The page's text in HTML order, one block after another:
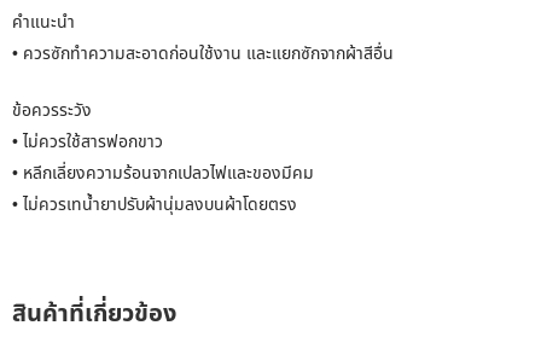
คำแนะนำ
• ควรซักทำความสะอาดก่อนใช้งาน และแยกซักจากผ้าสีอื่น
ข้อควรระวัง
• ไม่ควรใช้สารฟอกขาว
• หลีกเลี่ยงความร้อนจากเปลวไฟและของมีคม
• ไม่ควรเทน้ำยาปรับผ้านุ่มลงบนผ้าโดยตรง
สินค้าที่เกี่ยวข้อง